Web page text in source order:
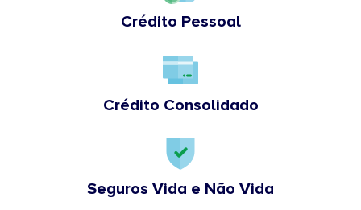
Crédito Pessoal
Crédito Consolidado
Seguros Vida e Não Vida